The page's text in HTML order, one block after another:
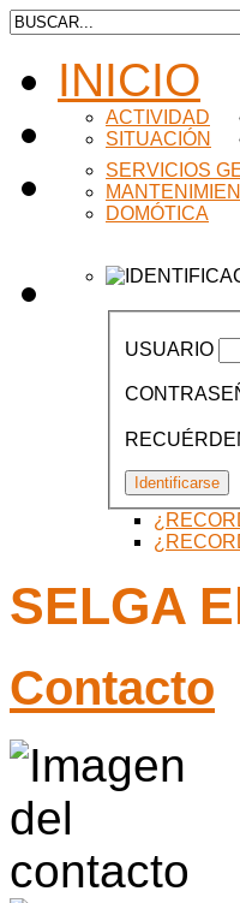
INICIO
ACTIVIDAD
SITUACIÓN
SERVICIOS
DOMÓTICA
USUARIO
SELGA
Contacto